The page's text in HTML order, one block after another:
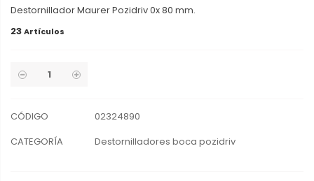
Destornillador Maurer Pozidriv 0x 80 mm.
23Artículos
CÓDIGO
02324890
CATEGORÍA
Destornilladores boca pozidriv